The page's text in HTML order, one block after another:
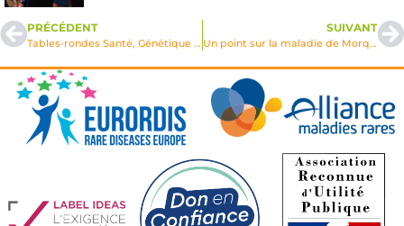
PRÉCÉDENT
Tables-rondes Santé, Génétique et Ethique, Marseille 2014
SUIVANT
Un point sur la maladie de Morquio type A